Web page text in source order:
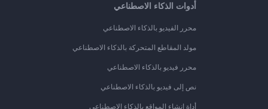
أدوات الذكاء الاصطناعي
محرر الفيديو بالذكاء الاصطناعي
مولد المقاطع المتحركة بالذكاء الاصطناعي
محرر فيديو بالذكاء الاصطناعي
نص إلى فيديو بالذكاء الاصطناعي
أداة إنشاء المواقع بالذكاء الاصطناعي